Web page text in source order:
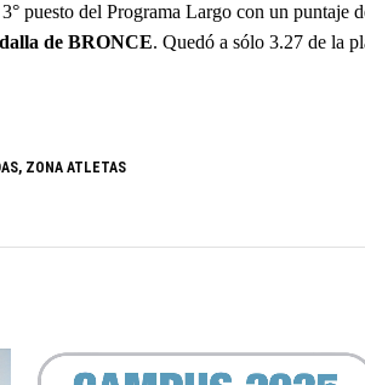
puesto del Programa Largo con un puntaje
de BRONCE. Quedó a sólo 3.27 de la
, ZONA ATLETAS